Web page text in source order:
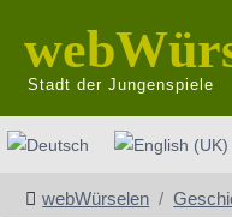
Stadt der Jungenspiele
Sprache auswählen
webWürselen